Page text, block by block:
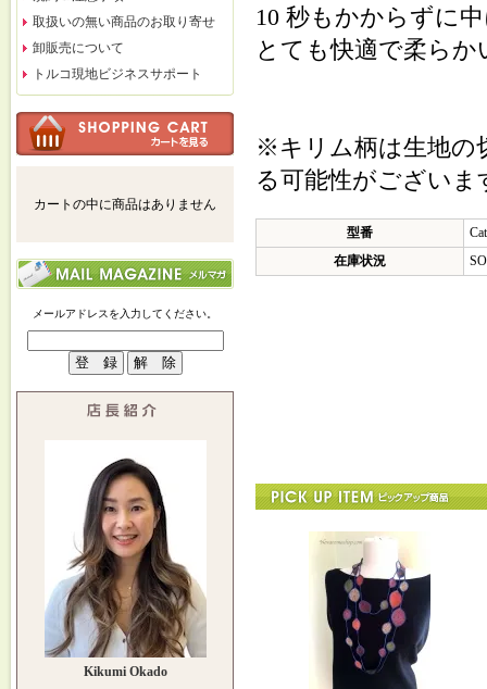
取扱いの無い商品のお取り寄せ
卸販売について
トルコ現地ビジネスサポート
カートの中に商品はありません
メールアドレスを入力してください。
Kikumi Okado
10 秒もかからずに
とても快適で柔らか
※キリム柄は生地の
る可能性がござい
型番
在庫状況